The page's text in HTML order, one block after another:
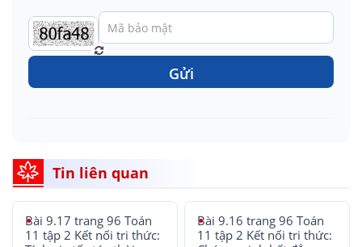
Gửi
Tin liên quan
Bài 9.17 trang 96 Toán
11 tập 2 Kết nối tri thức:
Bài 9.16 trang 96 Toán
11 tập 2 Kết nối tri thức: